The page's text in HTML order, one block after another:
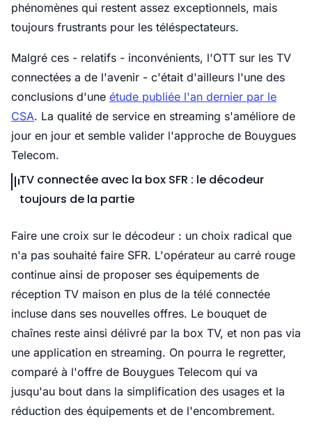
phénomènes qui restent assez exceptionnels, mais
toujours frustrants pour les téléspectateurs.
Malgré ces - relatifs - inconvénients, l'OTT sur les TV
connectées a de l'avenir - c'était d'ailleurs l'une des
conclusions d'une étude publiée l'an dernier par le
CSA. La qualité de service en streaming s'améliore de
jour en jour et semble valider l'approche de Bouygues
Telecom.
TV connectée avec la box SFR : le décodeur
toujours de la partie
Faire une croix sur le décodeur : un choix radical que
n'a pas souhaité faire SFR. L'opérateur au carré rouge
continue ainsi de proposer ses équipements de
réception TV maison en plus de la télé connectée
incluse dans ses nouvelles offres. Le bouquet de
chaînes reste ainsi délivré par la box TV, et non pas via
une application en streaming. On pourra le regretter,
comparé à l'offre de Bouygues Telecom qui va
jusqu'au bout dans la simplification des usages et la
réduction des équipements et de l'encombrement.